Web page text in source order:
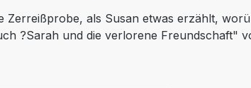
Zerreißprobe, als Susan etwas erzählt,
?Sarah und die verlorene Freundschaft"